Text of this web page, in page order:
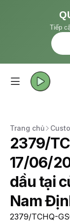
Tiếp
Trang chủ
2379/
17/06/
dầu tại
Nam
2379/TCHQ-